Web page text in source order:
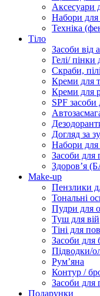
Аксесуари
Набори для
Техніка
Тіло
Засоби від
Гелі/
Скраби,
Креми для
Креми для
SPF засоби
Догляд за
Набори для
Засоби для
Здоровʼя
Make-up
Пензлики
Тональні
Пудри для
Туш для вій
Тіні для
Засоби для
Підводки/
Румʼяна
Контур /
Засоби для
Подарунки